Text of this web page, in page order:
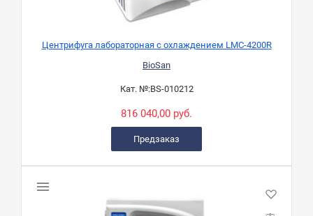
Центрифуга лабораторная с охлаждением LMC-4200R
BioSan
Кат. №:BS-010212
816 040,00 руб.
Предзаказ